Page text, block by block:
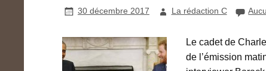
30 décembre 2017 La rédaction C
Le cadet de
de l’émission